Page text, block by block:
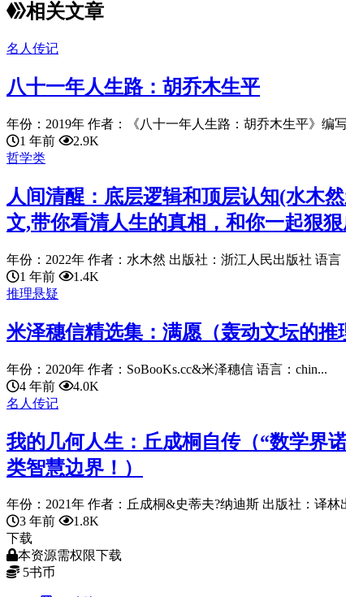
相关文章
名人传记
八十一年人生路：胡乔木生平
年份：2019年 作者：《八十一年人生路：胡乔木生平》编
1 年前
2.9K
哲学类
人间清醒：底层逻辑和顶层认知(水木
文,带你看清人生的真相，和你一起狠
年份：2022年 作者：水木然 出版社：浙江人民出版社 语言
1 年前
1.4K
推理悬疑
米泽穗信精选集：满愿（轰动文坛的
年份：2020年 作者：SoBooKs.cc&米泽穗信 语言：chin...
4 年前
4.0K
名人传记
我的几何人生：丘成桐自传（“数学界
类智慧边界！）
年份：2021年 作者：丘成桐&史蒂夫?纳迪斯 出版社：译林
3 年前
1.8K
下载
本资源需权限下载
5书币